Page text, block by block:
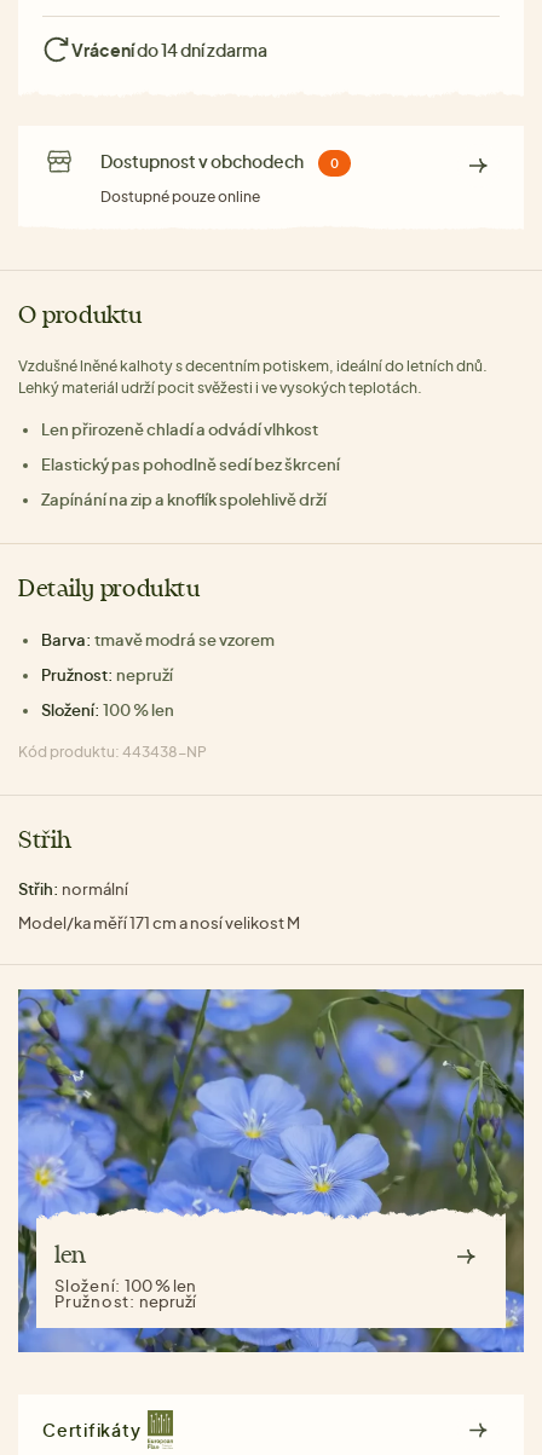
Vrácenído 14 dní zdarma
Dostupnost v obchodech 0
Dostupné pouze online
O produktu
Vzdušné lněné kalhoty s decentním potiskem, ideální do letních dnů.
Lehký materiál udrží pocit svěžesti i ve vysokých teplotách.
Len přirozeně chladí a odvádí vlhkost
Elastický pas pohodlně sedí bez škrcení
Zapínání na zip a knoflík spolehlivě drží
Detaily produktu
Barva: tmavě modrá se vzorem
Pružnost: nepruží
Složení: 100 % len
Kód produktu: 443438-NP
Střih
Střih: normální
Model/ka měří 171 cm a nosí velikost M
len
Složení:100 % len
Pružnost: nepruží
Certifikáty